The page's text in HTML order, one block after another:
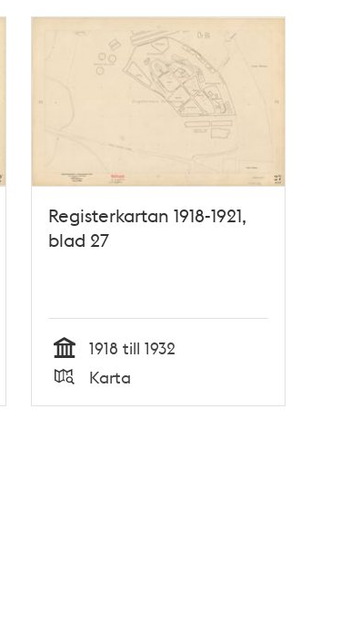
Registerkartan 1918-1921,
blad 27
Tid
1918 till 1932
Typ
Karta